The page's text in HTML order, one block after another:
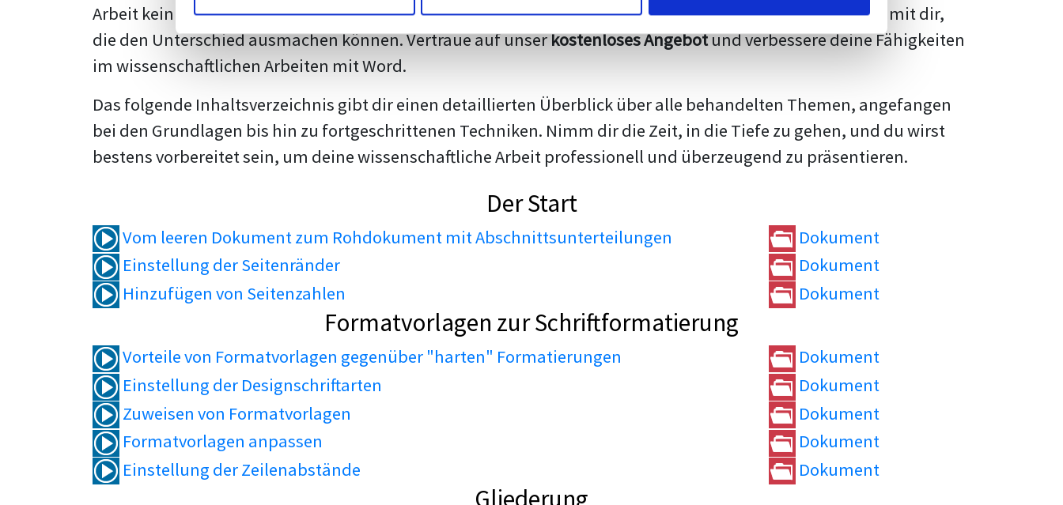
Arbeit kein Problem mehr für dich darstellen. Unsere erfahrenen Trainer teilen wertvolleTipps und Tricks
mit dir,
die den Unterschied ausmachen können. Vertraue auf unserkostenloses Angebotund verbessere deine Fähigkeiten
im wissenschaftlichen Arbeiten mit Word.
Das folgende Inhaltsverzeichnis gibt dir einen detaillierten Überblick über alle behandelten Themen, angefangen
bei den Grundlagen bis hin zu fortgeschrittenen Techniken. Nimm dir die Zeit, in die Tiefe zu gehen, und du wirst
bestens vorbereitet sein, um deine wissenschaftliche Arbeit professionell und überzeugend zu präsentieren.
Der Start
Vom leeren Dokument zum Rohdokument mit Abschnittsunterteilungen
Dokument
Einstellung der Seitenränder
Dokument
Hinzufügen von Seitenzahlen
Dokument
Formatvorlagen zur Schriftformatierung
Vorteile von Formatvorlagen gegenüber "harten" Formatierungen
Dokument
Einstellung der Designschriftarten
Dokument
Zuweisen von Formatvorlagen
Dokument
Formatvorlagen anpassen
Dokument
Einstellung der Zeilenabstände
Dokument